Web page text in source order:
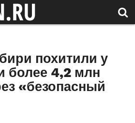
похитили у
более 4,2 млн
«безопасный